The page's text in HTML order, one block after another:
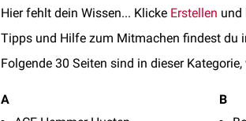
Hier fehlt dein Wissen... Klicke Erstellen und
Tipps und Hilfe zum Mitmachen findest du
Folgende 30 Seiten sind in dieser
A
B